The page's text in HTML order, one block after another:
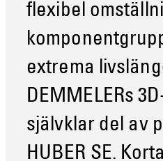
flexibel
extrema
DEMMELERs
självklar del av
HUBER SE.